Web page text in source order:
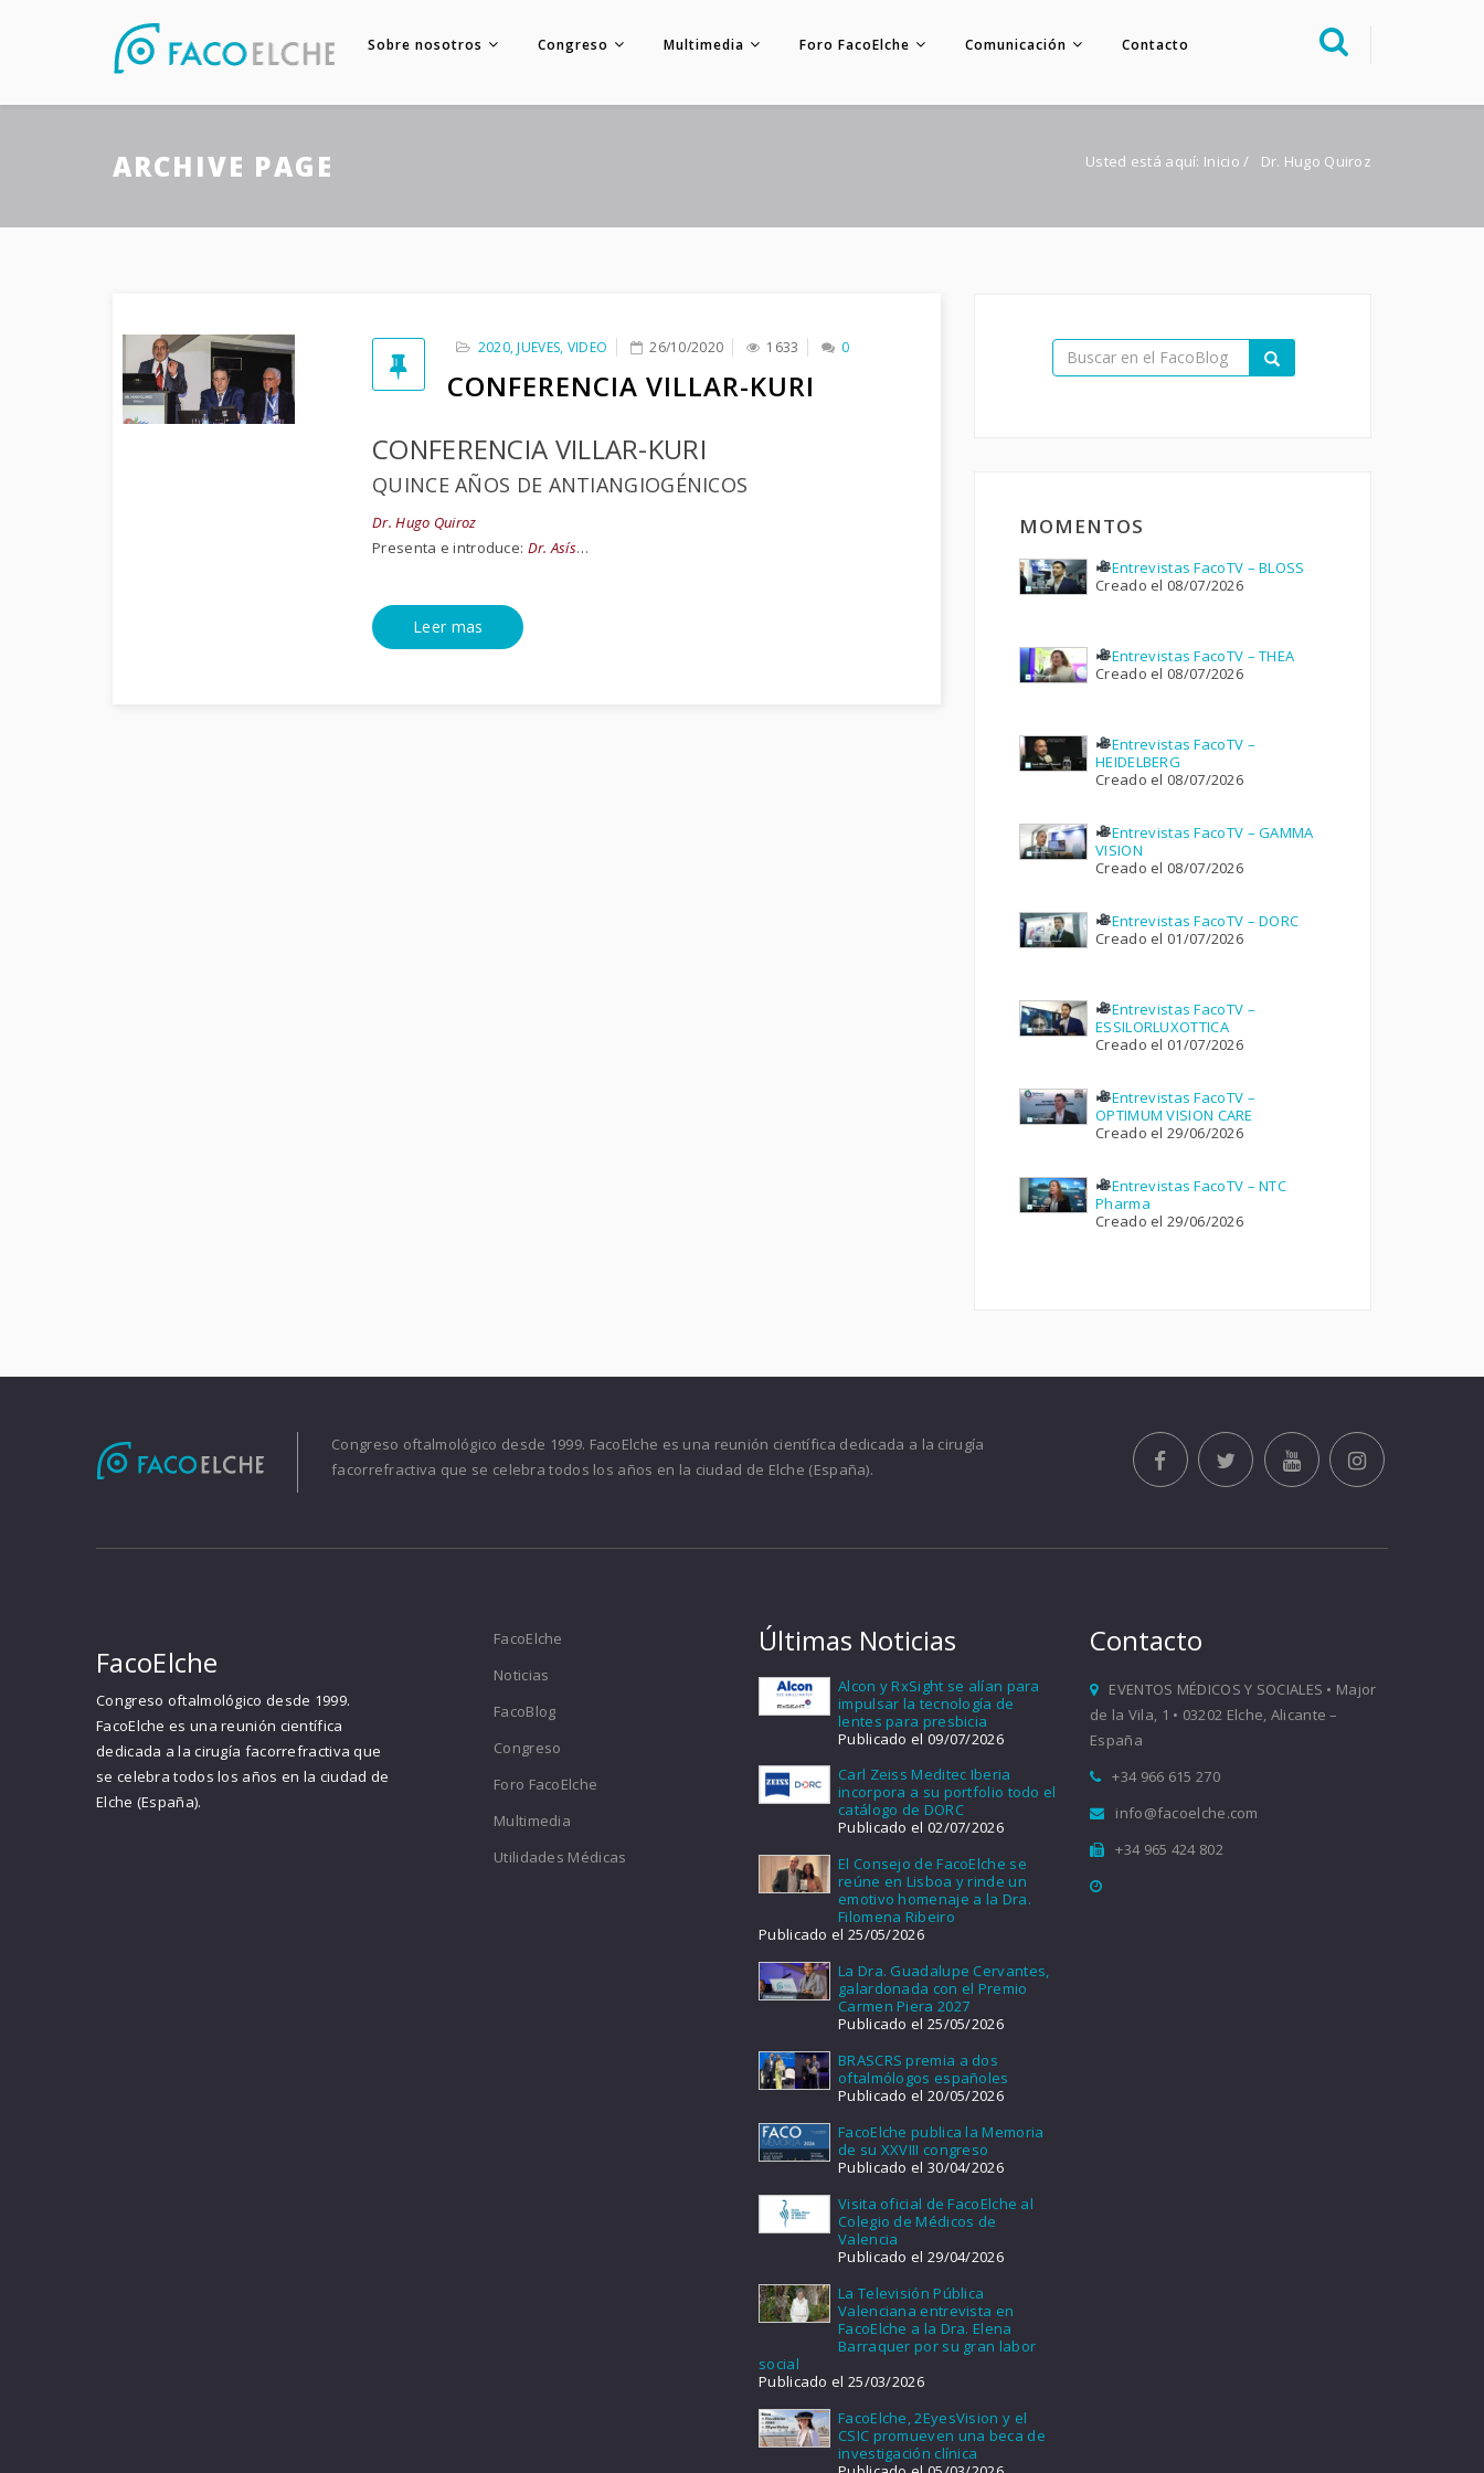
Sobre nosotros Congreso Multimedia Foro FacoElche Comunicación Contacto
Foro FacoElche
ARCHIVE PAGE Usted está aquí: Inicio / Dr. Hugo Quiroz
2020,JUEVES, VIDEO 26/10/2020 1633 0
CONFERENCIA VILLAR-KURI
CONFERENCIA VILLAR-KURI
QUINCE AÑOS DE ANTIANGIOGÉNICOS
Dr. Hugo Quiroz
Presenta e introduce: Dr. Asís…
Leer mas
MOMENTOS
Entrevistas FacoTV – BLOSS
Creado el 08/07/2026
Entrevistas FacoTV – THEA
Creado el 08/07/2026
Entrevistas FacoTV –
HEIDELBERG
Creado el 08/07/2026
Entrevistas FacoTV – GAMMA
VISION
Creado el 08/07/2026
Entrevistas FacoTV – DORC
Creado el 01/07/2026
Entrevistas FacoTV –
ESSILORLUXOTTICA
Creado el 01/07/2026
Entrevistas FacoTV –
OPTIMUM VISION CARE
Creado el 29/06/2026
Entrevistas FacoTV – NTC
Pharma
Creado el 29/06/2026
Congreso oftalmológico desde 1999. FacoElche es una reunión científica dedicada a la cirugía
facorrefractiva que se celebra todos los años en la ciudad de Elche (España).
FacoElche
Congreso oftalmológico desde 1999.
FacoElche es una reunión científica
dedicada a la cirugía facorrefractiva que
se celebra todos los años en la ciudad de
Elche (España).
FacoElche
Noticias
FacoBlog
Congreso
Foro FacoElche
Multimedia
Utilidades Médicas
Últimas Noticias
Alcon y RxSight se alían para
impulsar la tecnología de
lentes para presbicia
Publicado el 09/07/2026
Carl Zeiss Meditec Iberia
incorpora a su portfolio todo el
catálogo de DORC
Publicado el 02/07/2026
El Consejo de FacoElche se
reúne en Lisboa y rinde un
emotivo homenaje a la Dra.
Filomena Ribeiro
Publicado el 25/05/2026
La Dra. Guadalupe Cervantes,
galardonada con el Premio
Carmen Piera 2027
Publicado el 25/05/2026
BRASCRS premia a dos
oftalmólogos españoles
Publicado el 20/05/2026
FacoElche publica la Memoria
de su XXVIII congreso
Publicado el 30/04/2026
Visita oficial de FacoElche al
Colegio de Médicos de
Valencia
Publicado el 29/04/2026
La Televisión Pública
Valenciana entrevista en
FacoElche a la Dra. Elena
Barraquer por su gran labor
social
Publicado el 25/03/2026
FacoElche, 2EyesVision y el
CSIC promueven una beca de
investigación clínica
Contacto
EVENTOS MÉDICOS Y SOCIALES • Major
de la Vila, 1 • 03202 Elche, Alicante –
España
+34 966 615 270
info@facoelche.com
+34 965 424 802